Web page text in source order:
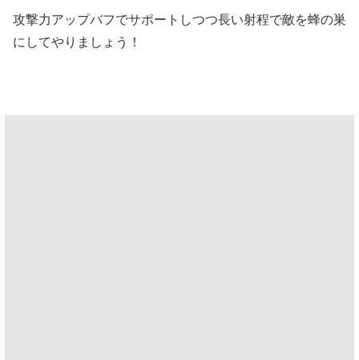
攻撃力アップバフでサポートしつつ長い射程で敵を蜂の巣
にしてやりましょう！